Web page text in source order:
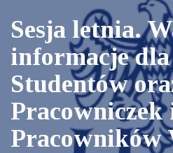
Sesja letnia.
informacje
Studentów
Pracowniczek
Pracowników